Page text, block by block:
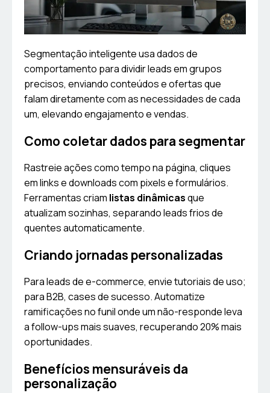
Segmentação inteligente usa dados de
comportamento para dividir leads em grupos
precisos, enviando conteúdos e ofertas que
falam diretamente com as necessidades de cada
um, elevando engajamento e vendas.
Como coletar dados para segmentar
Rastreie ações como tempo na página, cliques
em links e downloads com pixels e formulários.
Ferramentas criam listas dinâmicasque
atualizam sozinhas, separando leads frios de
quentes automaticamente.
Criando jornadas personalizadas
Para leads de e-commerce, envie tutoriais de uso;
para B2B, cases de sucesso. Automatize
ramificações no funil onde um não-responde leva
a follow-ups mais suaves, recuperando 20% mais
oportunidades.
Benefícios mensuráveis da
personalização